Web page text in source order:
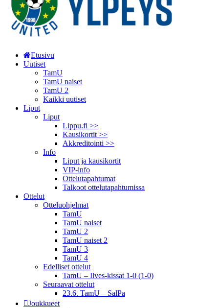
Etusivu
Uutiset
TamU
TamU naiset
TamU 2
Kaikki uutiset
Liput
Liput
Lippu.fi >>
Kausikortit >>
Akkreditointi >>
Info
Liput ja kausikortit
VIP-info
Ottelutapahtumat
Talkoot ottelu­tapahtumissa
Ottelut
Otteluohjelmat
TamU
TamU naiset
TamU 2
TamU naiset 2
TamU 3
TamU 4
Edelliset ottelut
TamU – Ilves-kissat 1-0 (1-0)
Seuraavat ottelut
23.6. TamU – SalPa
Joukkueet